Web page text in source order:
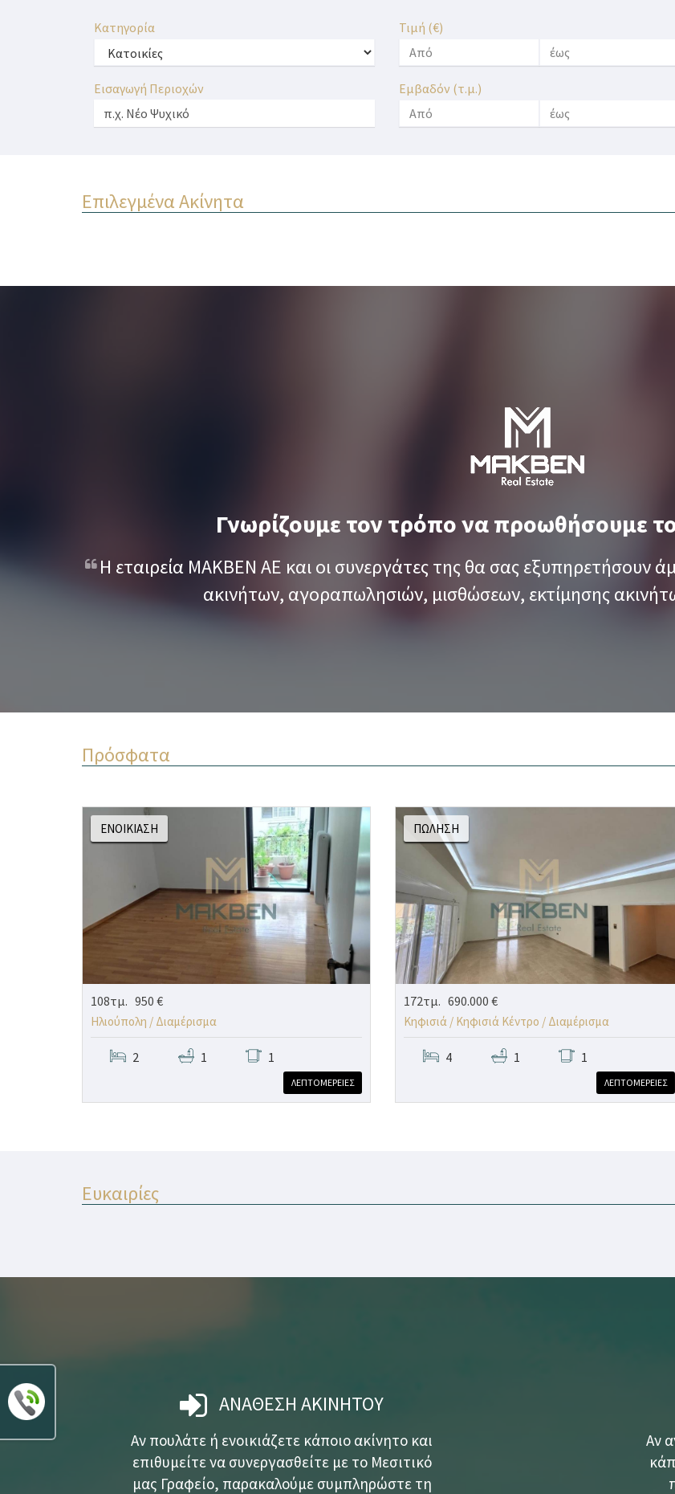
Κατηγορία
Εισαγωγή Περιοχών
Τιμή (€)
Εμβαδόν (τ.μ.)
Επιλεγμένα Ακίνητα
Γνωρίζουμε τον τρόπο να προωθήσουμε
Η εταιρεία ΜΑΚΒΕΝ ΑΕ και οι συνεργάτες της θα σας εξυπηρετήσουν
ακινήτων, αγοραπωλησιών, μισθώσεων, εκτίμησης
Πρόσφατα
ΕΝΟΙΚΊΑΣΗ
108τμ. 950 €
Ηλιούπολη / Διαμέρισμα
2 1 1
ΛΕΠΤΟΜΕΡΕΙΕΣ
ΠΏΛΗΣΗ
172τμ. 690.000 €
Κηφισιά / Κηφισιά Κέντρο / Διαμέρισμα
4 1 1
ΛΕΠΤΟΜΕΡΕΙΕΣ
Ευκαιρίες
ΑΝΑΘΕΣΗ ΑΚΙΝΗΤΟΥ
Αν πουλάτε ή ενοικιάζετε κάποιο ακίνητο και
επιθυμείτε να συνεργασθείτε με το Μεσιτικό
μας Γραφείο, παρακαλούμε συμπληρώστε τη
Αν